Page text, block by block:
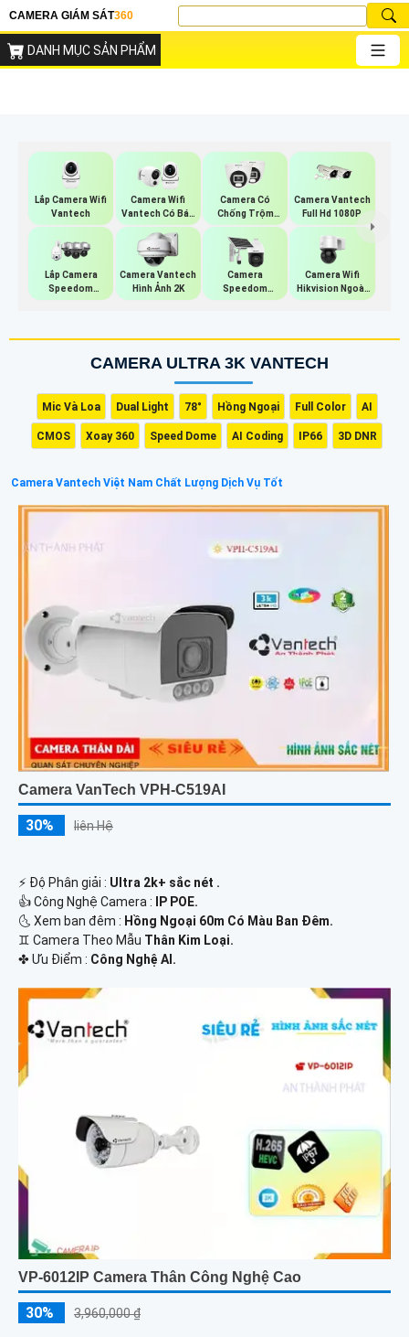
CAMERA GIÁM SÁT360
DANH MỤC SẢN PHẨM
Lắp Camera Wifi
Vantech
Camera Wifi
Vantech Có Báo
Động
Camera Có
Chống Trộm
Vantech
Camera Vantech
Full Hd 1080P
Lắp Camera
Speedom
Vantech
Camera Vantech
Hình Ảnh 2K
Camera
Speedom
Hikvision
Camera Wifi
Hikvision Ngoài
Trời 360
CAMERA ULTRA 3K VANTECH
Mic Và Loa Dual Light 78° Hồng Ngoại Full Color AI
CMOS Xoay 360 Speed Dome AI Coding IP66 3D DNR
Camera Vantech Việt Nam Chất Lượng Dịch Vụ Tốt
Camera VanTech VPH-C519AI
30% liên Hệ
️⚡ Độ Phân giải : Ultra 2k+ sắc nét .
👍 Công Nghệ Camera :
IP POE.
🌜 Xem ban đêm : Hồng Ngoại 60m Có Màu Ban Đêm.
♊ Camera Theo Mẫu Thân Kim Loại.
️✤ Ưu Điểm : Công Nghệ AI.
VP-6012IP Camera Thân Công Nghệ Cao
30% 3,960,000 ₫